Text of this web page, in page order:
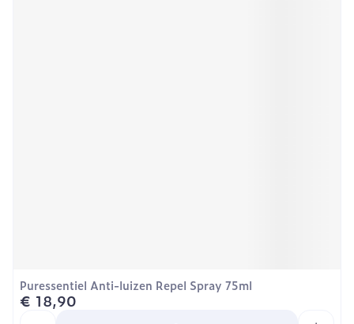
Puressentiel Anti-luizen Repel Spray 75ml
€ 18,90